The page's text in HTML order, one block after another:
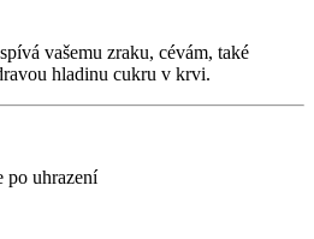
vašemu zraku, cévám, také
hladinu cukru v krvi.
po uhrazení